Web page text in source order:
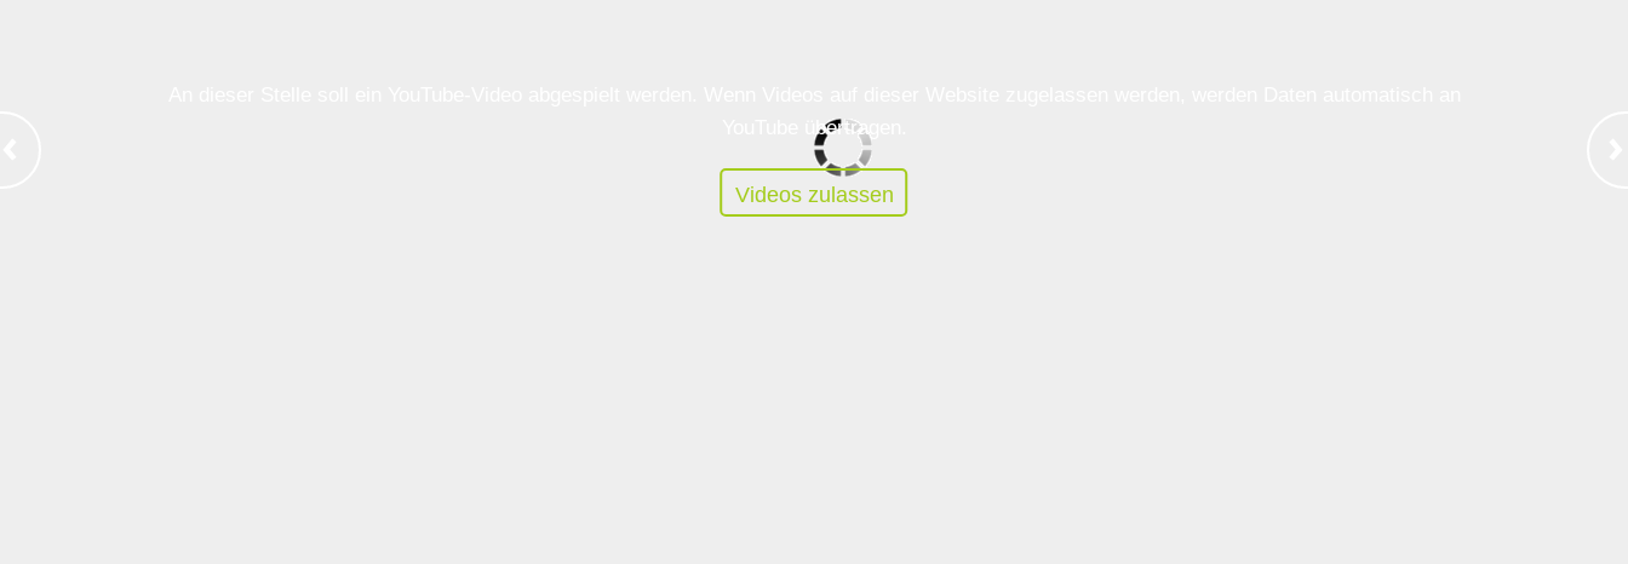
YouTube übertragen.
Videos zulassen